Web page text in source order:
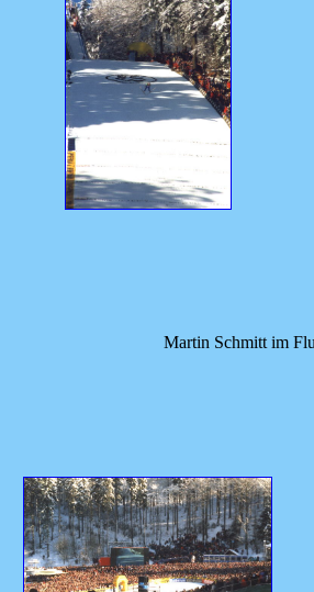
Martin Schmitt im